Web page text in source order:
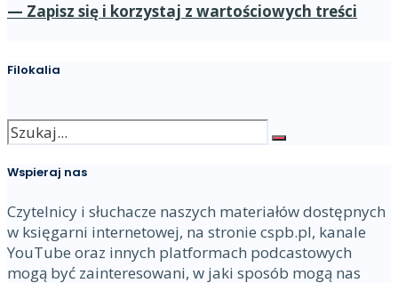
— Zapisz się i korzystaj z wartościowych treści
Filokalia
Wspieraj nas
Czytelnicy i słuchacze naszych materiałów dostępnych
w księgarni internetowej, na stronie cspb.pl, kanale
YouTube oraz innych platformach podcastowych
mogą być zainteresowani, w jaki sposób mogą nas